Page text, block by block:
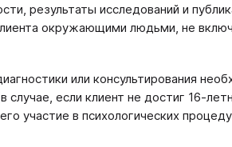
результаты исследований и
окружающими людьми, не
или консультирования
если клиент не достиг 16-
участие в психологических